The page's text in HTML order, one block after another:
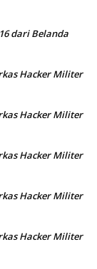
dari Belanda
Hacker Militer
Hacker Militer
Hacker Militer
Hacker Militer
Hacker Militer